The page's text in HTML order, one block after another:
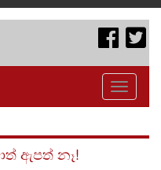
Toggle
ඇපත් නෑ!